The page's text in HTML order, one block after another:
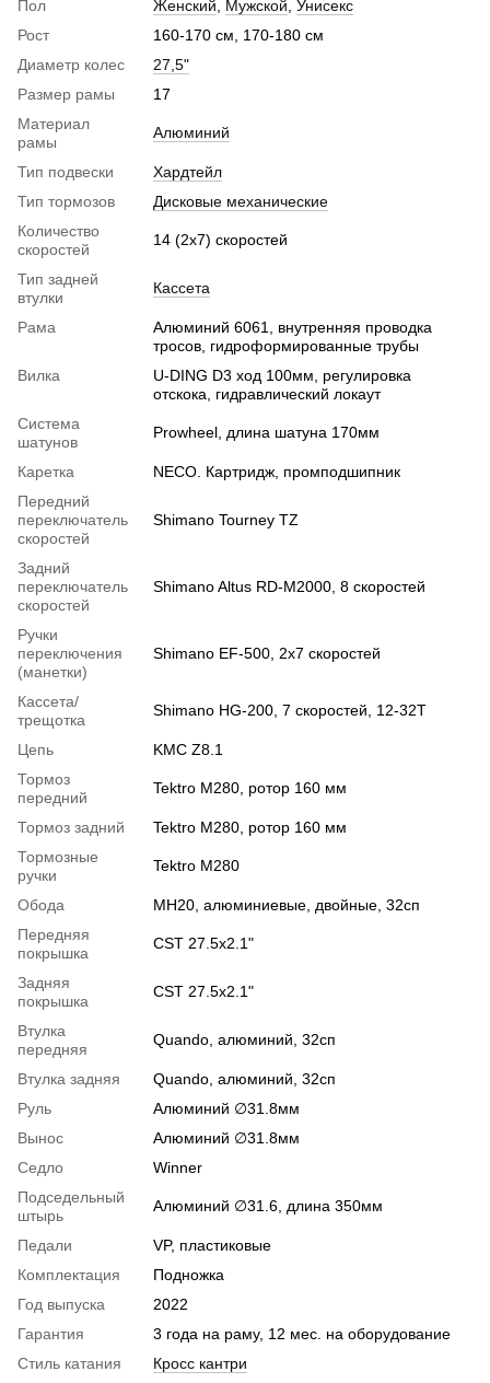
Пол Женский Мужской Унисекс
Рост
160-170 см, 170-180 см
Диаметр колес
27,5"
Размер рамы
17
Материал
рамы
Алюминий
Тип подвески
Хардтейл
Тип тормозов
Дисковые механические
Количество
скоростей
14 (2х7) скоростей
Тип задней
втулки
Кассета
Рама
Алюминий 6061, внутренняя проводка
тросов, гидроформированные трубы
Вилка
U-DING D3 ход 100мм, регулировка
отскока, гидравлический локаут
Система
шатунов
Prowheel, длина шатуна 170мм
Каретка
NECO. Картридж, промподшипник
Передний
переключатель
скоростей
Shimano Tourney TZ
Задний
переключатель
скоростей
Shimano Altus RD-M2000, 8 скоростей
Ручки
переключения
(манетки)
Shimano EF-500, 2x7 скоростей
Кассета/
трещотка
Shimano HG-200, 7 скоростей, 12-32T
Цепь
KMC Z8.1
Тормоз
передний
Tektro М280, ротор 160 мм
Тормоз задний
Tektro М280, ротор 160 мм
Тормозные
ручки
Tektro М280
Обода
MH20, алюминиевые, двойные, 32сп
Передняя
покрышка
CST 27.5х2.1"
Задняя
покрышка
CST 27.5х2.1"
Втулка
передняя
Quando, алюминий, 32сп
Втулка задняя
Quando, алюминий, 32сп
Руль
Алюминий ∅31.8мм
Вынос
Алюминий ∅31.8мм
Седло
Winner
Подседельный
штырь
Алюминий ∅31.6, длина 350мм
Педали
VP, пластиковые
Комплектация
Подножка
Год выпуска
2022
Гарантия
3 года на раму, 12 мес. на оборудование
Стиль катания
Кросс кантри